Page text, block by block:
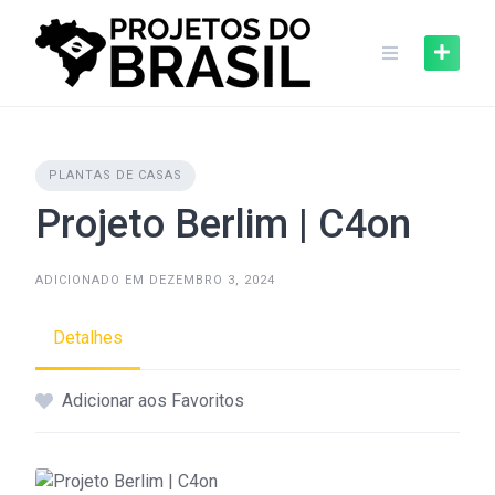
PLANTAS DE CASAS
Projeto Berlim | C4on
ADICIONADO EM DEZEMBRO 3, 2024
Detalhes
Adicionar aos Favoritos